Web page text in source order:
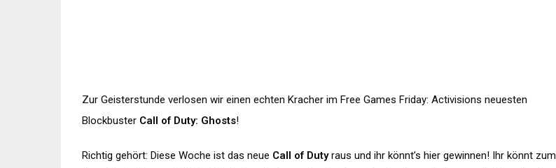
Zur Geisterstunde verlosen wir einen echten Kracher im Free Games Friday: Activisions neuesten
Blockbuster Call of Duty: Ghosts!
Richtig gehört: Diese Woche ist das neue Call of Dutyraus und ihr könnt’s hier gewinnen! Ihr könnt zum